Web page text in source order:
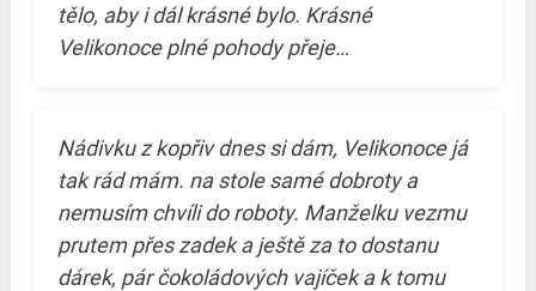
tělo, aby i dál krásné bylo. Krásné
Velikonoce plné pohody přeje…
Nádivku z kopřiv dnes si dám, Velikonoce já
tak rád mám. na stole samé dobroty a
nemusím chvíli do roboty. Manželku vezmu
prutem přes zadek a ještě za to dostanu
dárek, pár čokoládových vajíček a k tomu